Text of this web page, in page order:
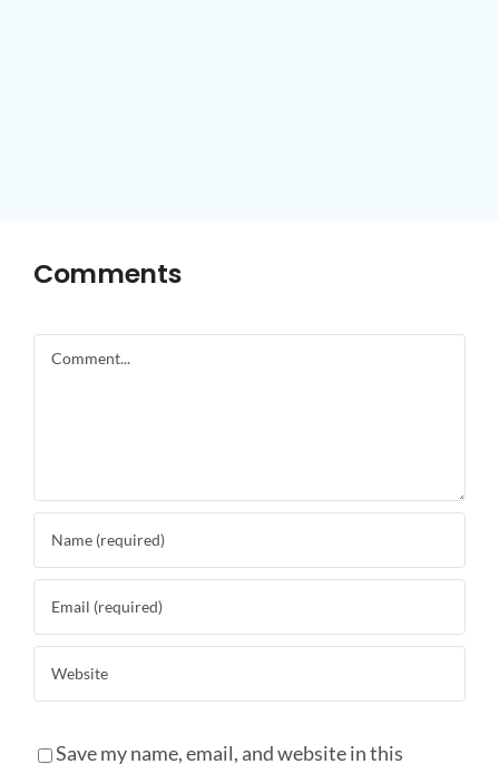
Comments
Comment
Save my name, email, and website in this